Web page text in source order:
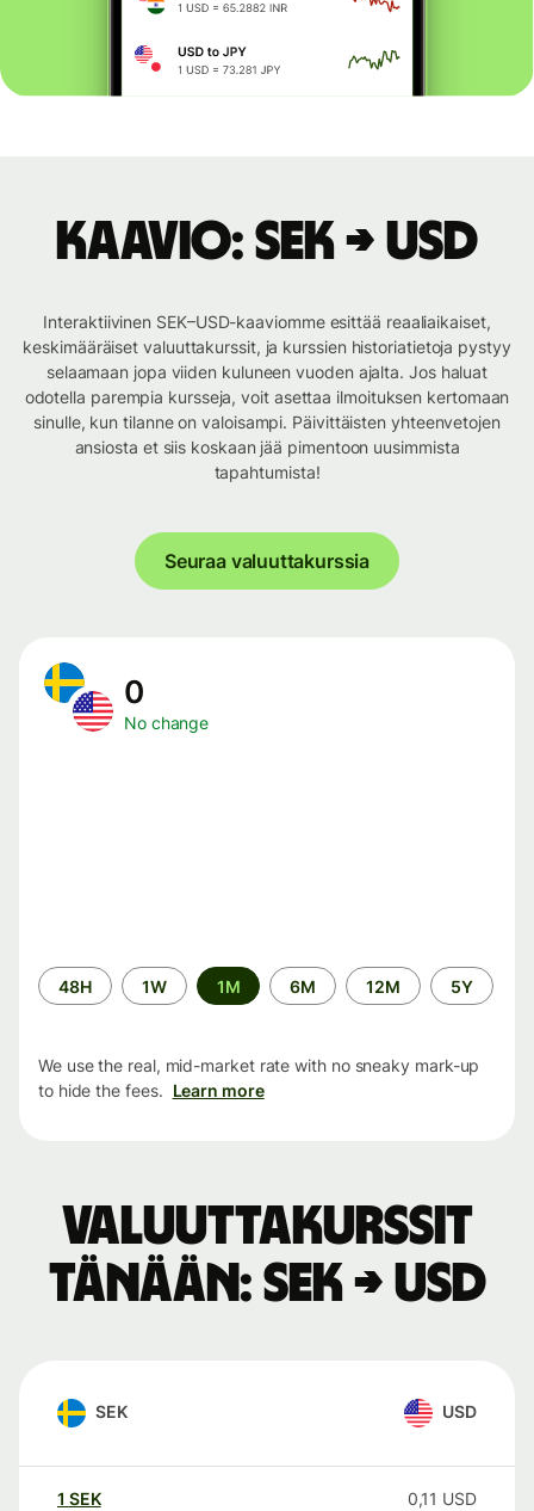
Kaavio: SEK → USD
Interaktiivinen SEK–USD-kaaviomme esittää reaaliaikaiset,
keskimääräiset valuuttakurssit, ja kurssien historiatietoja pystyy
selaamaan jopa viiden kuluneen vuoden ajalta. Jos haluat
odotella parempia kursseja, voit asettaa ilmoituksen kertomaan
sinulle, kun tilanne on valoisampi. Päivittäisten yhteenvetojen
ansiosta et siis koskaan jää pimentoon uusimmista
tapahtumista!
Seuraa valuuttakurssia
0
No change
Time
period
48H 1W 1M 6M 12M 5Y
We use the real, mid-market rate with no sneaky mark-up
to hide the fees. Learn more
Valuuttakurssit
tänään: SEK → USD
SEK USD
1 SEK 0,11 USD